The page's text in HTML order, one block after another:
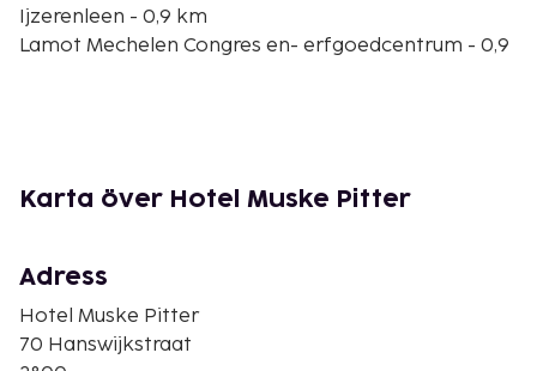
Ijzerenleen - 0,9 km
Lamot Mechelen Congres en- erfgoedcentrum - 0,9
Hallepoort - 1 km
Sint-Romboutskathedraal - 1 km
Opsinjoorke-statyn - 1,1 km
Keizerstraat - 1,1 km
Karta över Hotel Muske Pitter
Adress
Hotel Muske Pitter
70 Hanswijkstraat